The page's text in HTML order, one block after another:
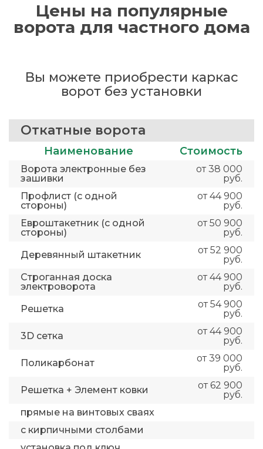
Цены на популярные
ворота для частного дома
Вы можете приобрести каркас
ворот без установки
Откатные ворота
Наименование Стоимость
Ворота электронные без
зашивки
от 38 000
руб.
Профлист (с одной
стороны)
от 44 900
руб.
Евроштакетник (с одной
стороны)
от 50 900
руб.
Деревянный штакетник
от 52 900
руб.
Строганная доска
электроворота
от 44 900
руб.
Решетка
от 54 900
руб.
3D сетка
от 44 900
руб.
Поликарбонат
от 39 000
руб.
Решетка + Элемент ковки
от 62 900
руб.
прямые на винтовых сваях
с кирпичными столбами